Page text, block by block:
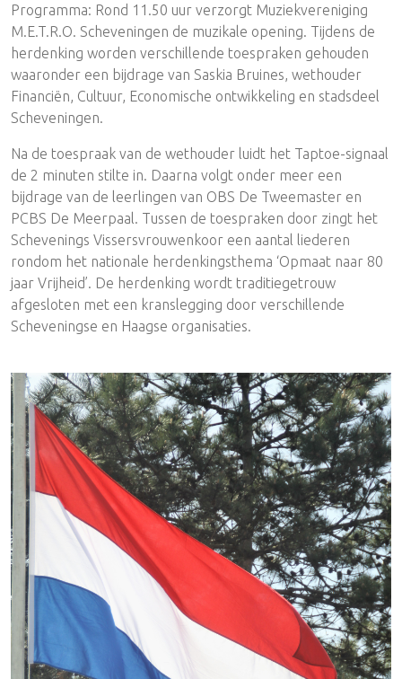
Programma: Rond 11.50 uur verzorgt Muziekvereniging
M.E.T.R.O. Scheveningen de muzikale opening. Tijdens de
herdenking worden verschillende toespraken gehouden
waaronder een bijdrage van Saskia Bruines, wethouder
Financiën, Cultuur, Economische ontwikkeling en stadsdeel
Scheveningen.
Na de toespraak van de wethouder luidt het Taptoe-signaal
de 2 minuten stilte in. Daarna volgt onder meer een
bijdrage van de leerlingen van OBS De Tweemaster en
PCBS De Meerpaal. Tussen de toespraken door zingt het
Schevenings Vissersvrouwenkoor een aantal liederen
rondom het nationale herdenkingsthema ‘Opmaat naar 80
jaar Vrijheid’. De herdenking wordt traditiegetrouw
afgesloten met een kranslegging door verschillende
Scheveningse en Haagse organisaties.